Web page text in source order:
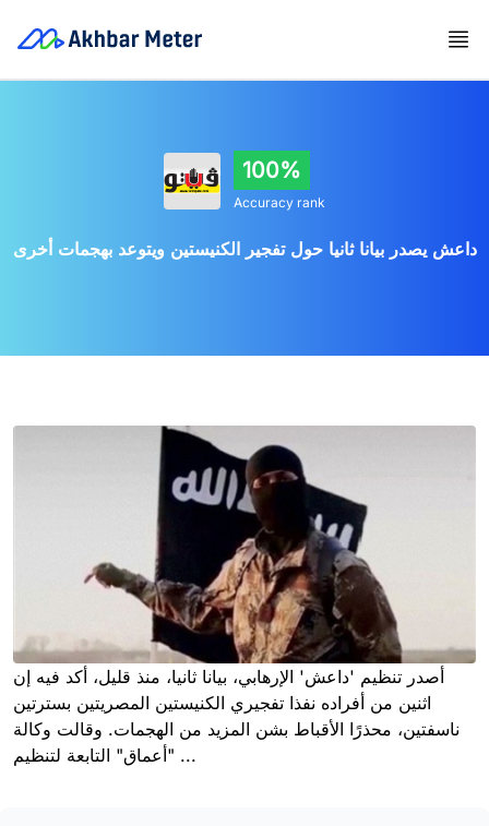
100%
Accuracy rank
داعش يصدر بيانا ثانيا حول تفجير الكنيستين ويتوعد بهجمات أخرى
أصدر تنظيم 'داعش' الإرهابي، بيانا ثانيا، منذ قليل، أكد فيه إن
اثنين من أفراده نفذا تفجيري الكنيستين المصريتين بسترتين
ناسفتين، محذرًا الأقباط بشن المزيد من الهجمات. وقالت وكالة
"أعماق" التابعة لتنظيم ...